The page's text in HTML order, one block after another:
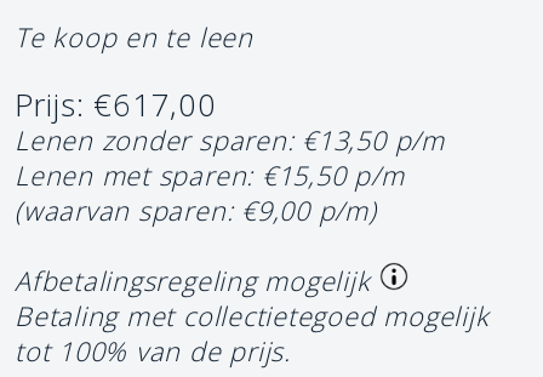
Te koop en te leen
Prijs: €617,00
Lenen zonder sparen: €13,50 p/m
Lenen met sparen: €15,50 p/m
(waarvan sparen: €9,00 p/m)
Afbetalingsregeling mogelijk
Betaling met collectietegoed mogelijk
tot 100% van de prijs.